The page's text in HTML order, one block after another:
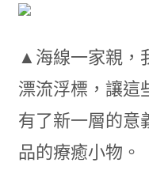
▲海線一家親，
漂流浮標，讓這
有了新一層的意
品的療癒小物。